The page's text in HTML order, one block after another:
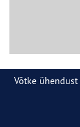
Võtke ühendust